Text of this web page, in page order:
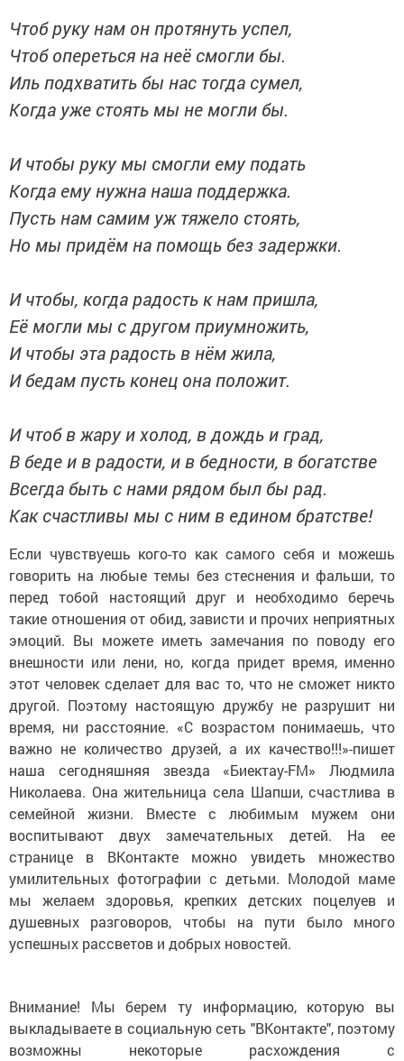
Чтоб руку нам он протянуть успел,
Чтоб опереться на неё смогли бы.
Иль подхватить бы нас тогда сумел,
Когда уже стоять мы не могли бы.
И чтобы руку мы смогли ему подать
Когда ему нужна наша поддержка.
Пусть нам самим уж тяжело стоять,
Но мы придём на помощь без задержки.
И чтобы, когда радость к нам пришла,
Её могли мы с другом приумножить,
И чтобы эта радость в нём жила,
И бедам пусть конец она положит.
И чтоб в жару и холод, в дождь и град,
В беде и в радости, и в бедности, в богатстве
Всегда быть с нами рядом был бы рад.
Как счастливы мы с ним в едином братстве!
Если чувствуешь кого-то как самого себя и можешь
говорить на любые темы без стеснения и фальши, то
перед тобой настоящий друг и необходимо беречь
такие отношения от обид, зависти и прочих неприятных
эмоций. Вы можете иметь замечания по поводу его
внешности или лени, но, когда придет время, именно
этот человек сделает для вас то, что не сможет никто
другой. Поэтому настоящую дружбу не разрушит ни
время, ни расстояние. «С возрастом понимаешь, что
важно не количество друзей, а их качество!!!»-пишет
наша сегодняшняя звезда «Биектау-FM» Людмила
Николаева. Она жительница села Шапши,счастлива в
семейной жизни. Вместе с любимым мужем они
воспитывают двух замечательных детей. На ее
странице в ВКонтакте можно увидеть множество
умилительных фотографии с детьми. Молодой маме
мы желаем здоровья, крепких детских поцелуев и
душевных разговоров, чтобы на пути было много
успешных рассветов и добрых новостей.
Внимание! Мы берем ту информацию, которую вы
выкладываете в социальную сеть "ВКонтакте", поэтому
возможны некоторые расхождения с